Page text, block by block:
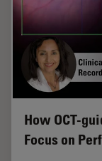
How OCT-
Focus on